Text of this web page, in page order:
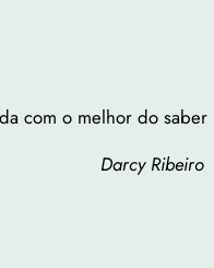
com o melhor do
Darcy Ribeiro